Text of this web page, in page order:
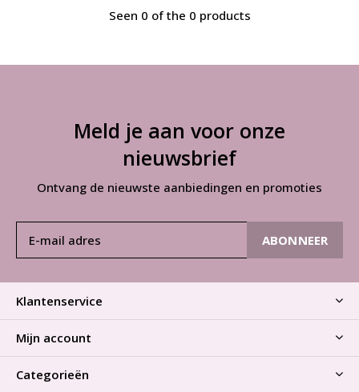
Seen 0 of the 0 products
Meld je aan voor onze
nieuwsbrief
Ontvang de nieuwste aanbiedingen en promoties
ABONNEER
Klantenservice
Mijn account
Categorieën